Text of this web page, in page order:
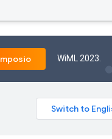
WiML 2023.